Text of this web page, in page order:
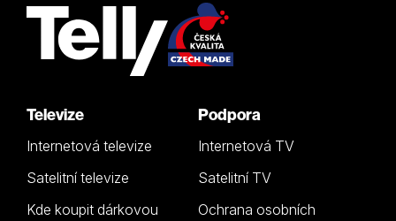
Televize
Internetová televize
Satelitní televize
Kde koupit dárkovou
Podpora
Internetová TV
Satelitní TV
Ochrana osobních